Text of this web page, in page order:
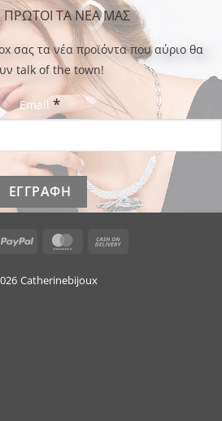
ΤΑ ΝΕΑ ΜΑΣ
σας τα νέα προϊόντα που αύριο θα
talk of the town!
Email *
PayPal MasterCard
Catherinebijoux